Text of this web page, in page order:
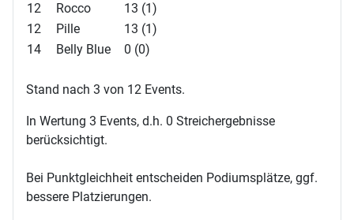
12
Rocco
13 (1)
12
Pille
13 (1)
14
Belly Blue 0 (0)
Stand nach 3 von 12 Events.
In Wertung 3 Events, d.h. 0 Streichergebnisse
berücksichtigt.
Bei Punktgleichheit entscheiden Podiumsplätze, ggf.
bessere Platzierungen.